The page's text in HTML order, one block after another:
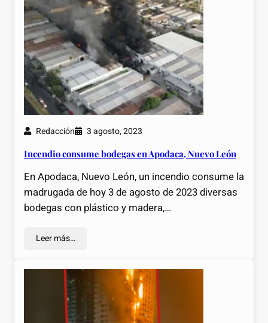
Redacción 3 agosto, 2023
Incendio consume bodegas en Apodaca, Nuevo León
En Apodaca, Nuevo León, un incendio consume la
madrugada de hoy 3 de agosto de 2023 diversas
bodegas con plástico y madera,…
Leer más…